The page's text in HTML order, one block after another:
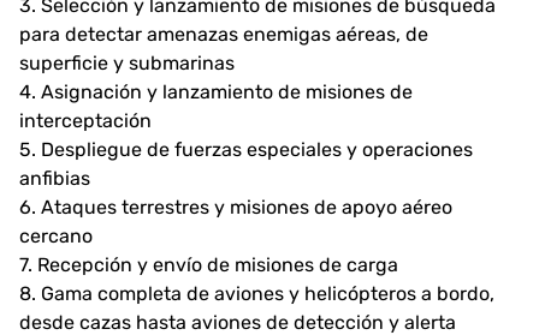
3. Selección y lanzamiento de misiones de búsqueda
para detectar amenazas enemigas aéreas, de
superficie y submarinas
4. Asignación y lanzamiento de misiones de
interceptación
5. Despliegue de fuerzas especiales y operaciones
anfibias
6. Ataques terrestres y misiones de apoyo aéreo
cercano
7. Recepción y envío de misiones de carga
8. Gama completa de aviones y helicópteros a bordo,
desde cazas hasta aviones de detección y alerta